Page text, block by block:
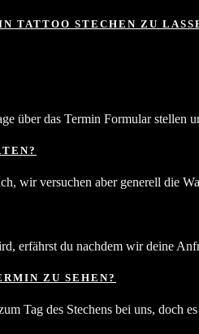
TATTOO STECHEN ZU
über das Termin Formular
wir versuchen aber generell die
erfährst du nachdem wir deine
ZU SEHEN?
Tag des Stechens bei uns, doch